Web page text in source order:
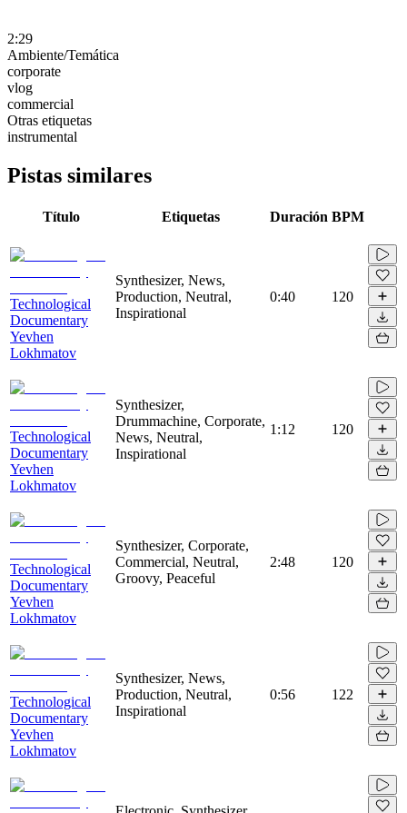
2:29
Ambiente/Temática
corporate
vlog
commercial
Otras etiquetas
instrumental
Pistas similares
Título Etiquetas Duración BPM
Technological
Documentary
Yevhen
Lokhmatov
Synthesizer, News,
Production, Neutral,
Inspirational
0:40 120
Technological
Documentary
Yevhen
Lokhmatov
Synthesizer,
Drummachine, Corporate,
News, Neutral,
Inspirational
1:12 120
Technological
Documentary
Yevhen
Lokhmatov
Synthesizer, Corporate,
Commercial, Neutral,
Groovy, Peaceful
2:48 120
Technological
Documentary
Yevhen
Lokhmatov
Synthesizer, News,
Production, Neutral,
Inspirational
0:56 122